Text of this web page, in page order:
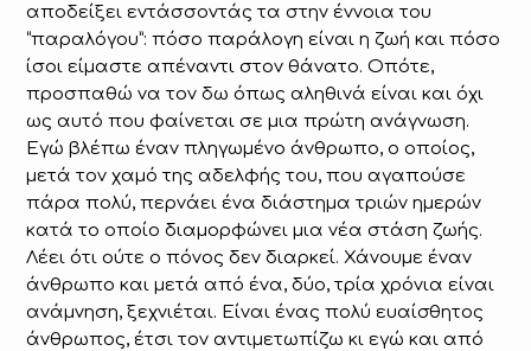
αποδείξει εντάσσοντάς τα στην έννοια του
“παραλόγου”: πόσο παράλογη είναι η ζωή και πόσο
ίσοι είμαστε απέναντι στον θάνατο. Οπότε,
προσπαθώ να τον δω όπως αληθινά είναι και όχι
ως αυτό που φαίνεται σε μια πρώτη ανάγνωση.
Εγώ βλέπω έναν πληγωμένο άνθρωπο, ο οποίος,
μετά τον χαμό της αδελφής του, που αγαπούσε
πάρα πολύ, περνάει ένα διάστημα τριών ημερών
κατά το οποίο διαμορφώνει μια νέα στάση ζωής.
Λέει ότι ούτε ο πόνος δεν διαρκεί. Χάνουμε έναν
άνθρωπο και μετά από ένα, δύο, τρία χρόνια είναι
ανάμνηση, ξεχνιέται. Είναι ένας πολύ ευαίσθητος
άνθρωπος, έτσι τον αντιμετωπίζω κι εγώ και από